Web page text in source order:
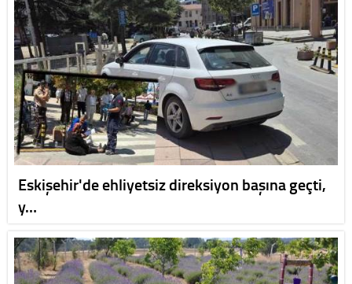
Eskişehir'de ehliyetsiz direksiyon başına geçti,
y…